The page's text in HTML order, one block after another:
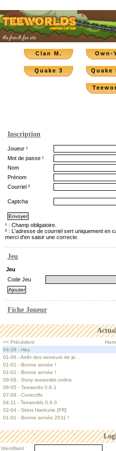
Clan M. Own-
Quake 3 Quake
<< Précédent
04-28 - Hey
01-06 - Arrêt des serveurs de je...
01-01 - Bonne année !
01-01 - Bonne année !
09-08 - Story teeworlds online
08-05 - Teewords 0.6.1
07-06 - Correctifs
04-11 - Teeworlds 0.6.0
02-04 - Skins Harricote [FR]
01-01 - Bonne année 2011 !
Identifiant
Inscription
Joueur ¹
Mot de passe ¹
Nom
Prénom
Courriel ²
Captcha
¹ : Champ obligatoire.
² : L'adresse de courriel sert uniquement en
merci d'en saisir une correcte.
Jeu
Jeu
Code Jeu
Fiche Joueur